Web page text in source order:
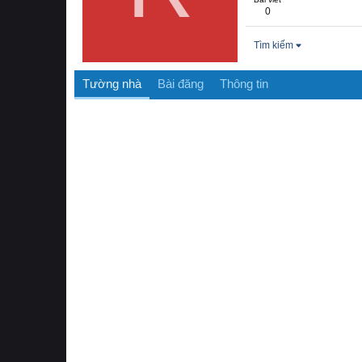
0
Tìm kiếm
Tường nhà Bài đăng Thông tin